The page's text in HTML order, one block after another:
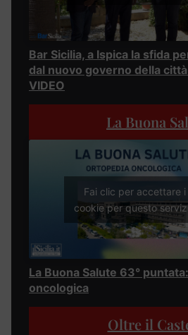
Bar Sicilia, a Ispica la sfida
dal nuovo governo della città
VIDEO
La Buona
Fai clic per accettare i
cookie per questo
La Buona Salute 63°
oncologica
Oltre il